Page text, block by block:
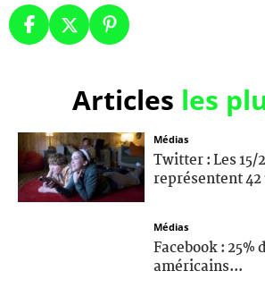
Articles les
Médias
Twitter : Les 15/
représentent 42
Médias
Facebook : 25%
américains...